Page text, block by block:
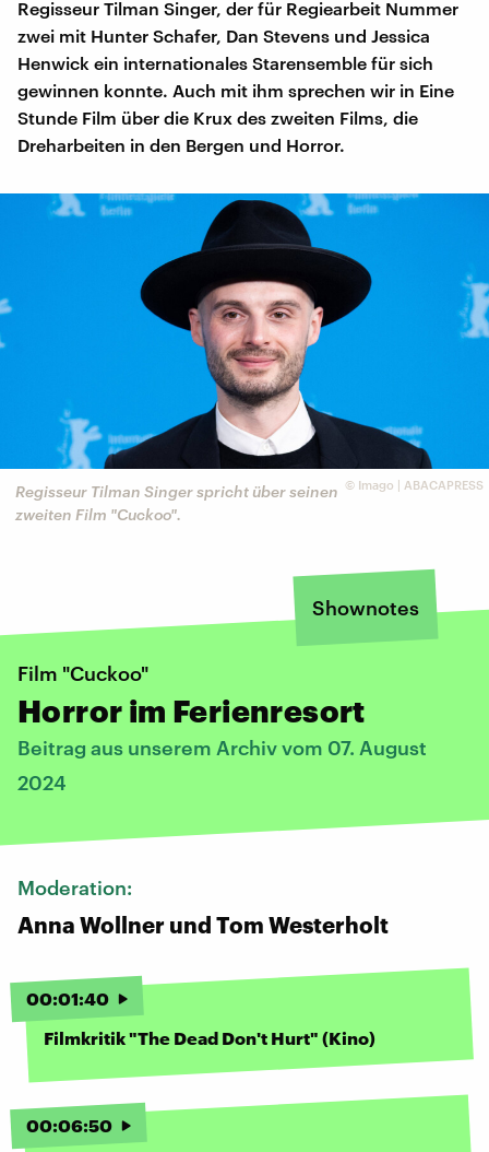
Regisseur Tilman Singer, der für Regiearbeit Nummer
zwei mit Hunter Schafer, Dan Stevens und Jessica
Henwick ein internationales Starensemble für sich
gewinnen konnte. Auch mit ihm sprechen wir in Eine
Stunde Film über die Krux des zweiten Films, die
Dreharbeiten in den Bergen und Horror.
© Imago | ABACAPRESS
Regisseur Tilman Singer spricht über seinen
zweiten Film "Cuckoo".
Shownotes
Film "Cuckoo"
Horror im Ferienresort
Beitrag aus unserem Archiv vom 07. August
2024
Moderation:
Anna Wollner und Tom Westerholt
00:01:40
Filmkritik "The Dead Don't Hurt" (Kino)
00:06:50